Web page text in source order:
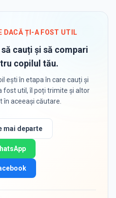
DACĂ ȚI-A FOST UTIL
cauți și să compari
copilul tău.
ești în etapa în care cauți și
fost util, îl poți trimite și altor
în aceeași căutare.
mai departe